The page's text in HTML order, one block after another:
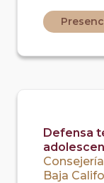
necesita
oriente y la
conocer
Defensa
Baja